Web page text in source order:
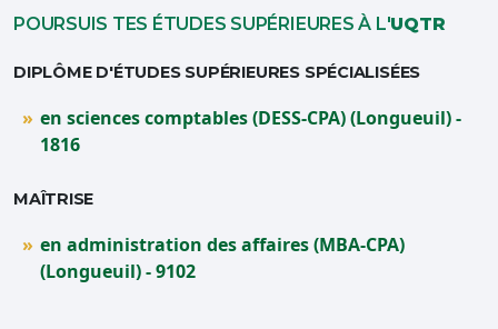
POURSUIS TES ÉTUDES SUPÉRIEURES À L'UQTR
DIPLÔME D'ÉTUDES SUPÉRIEURES SPÉCIALISÉES
en sciences comptables (DESS-CPA) (Longueuil) -
1816
MAÎTRISE
en administration des affaires (MBA-CPA)
(Longueuil) - 9102